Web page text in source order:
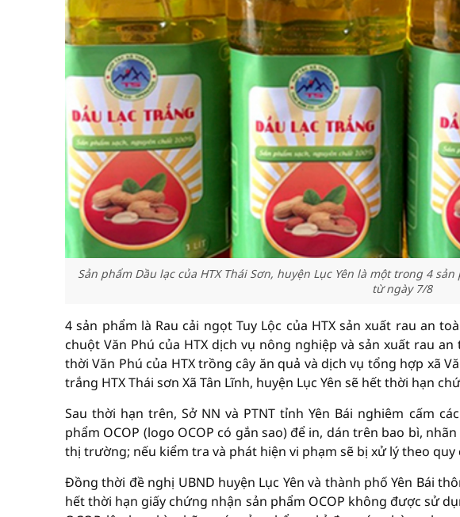
Sản phẩm Dầu lạc của HTX Thái Sơn, huyện Lục Yên là một trong 4
từ ngày 7/8
4 sản phẩm là Rau cải ngọt Tuy Lộc của HTX sản xuất rau an
chuột Văn Phú của HTX dịch vụ nông nghiệp và sản xuất rau
thời Văn Phú của HTX trồng cây ăn quả và dịch vụ tổng hợp xã
trắng HTX Thái sơn Xã Tân Lĩnh, huyện Lục Yên sẽ hết thời hạn
Sau thời hạn trên, Sở NN và PTNT tỉnh Yên Bái nghiêm cấm
phẩm OCOP (logo OCOP có gắn sao) để in, dán trên bao bì,
thị trường; nếu kiểm tra và phát hiện vi phạm sẽ bị xử lý theo quy
Đồng thời đề nghị UBND huyện Lục Yên và thành phố Yên Bái
hết thời hạn giấy chứng nhận sản phẩm OCOP không được sử